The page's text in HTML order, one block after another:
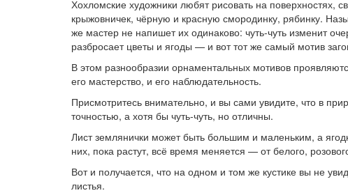
Хохломские художники любят рисовать на поверхностях,
крыжовничек, чёрную и красную смородинку, рябинку.
же мастер не напишет их одинаково: чуть-чуть изменит
разбросает цветы и ягоды — и вот тот же самый мотив
В этом разнообразии орнаментальных мотивов
его мастерство, и его наблюдательность.
Присмотритесь внимательно, и вы сами увидите, что в
точностью, а хотя бы чуть-чуть, но отличны.
Лист землянички может быть большим и маленьким, а
них, пока растут, всё время меняется — от белого,
Вот и получается, что на одном и том же кустике вы не
листья.